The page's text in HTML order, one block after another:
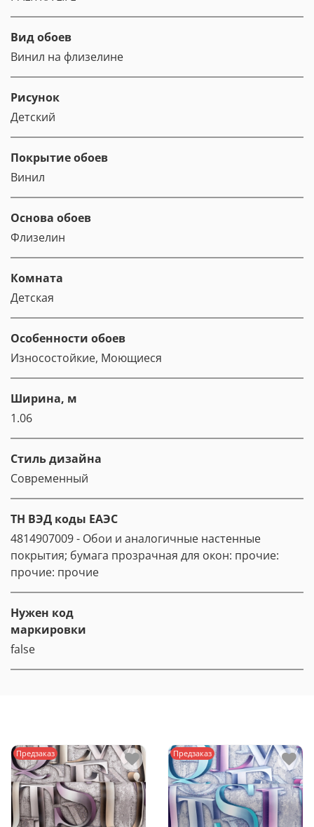
Вид обоев
Винил на флизелине
Рисунок
Детский
Покрытие обоев
Винил
Основа обоев
Флизелин
Комната
Детская
Особенности обоев
Износостойкие, Моющиеся
Ширина, м
1.06
Стиль дизайна
Современный
ТН ВЭД коды ЕАЭС
4814907009 - Обои и аналогичные настенные
покрытия; бумага прозрачная для окон: прочие:
прочие: прочие
Нужен код
маркировки
false
Предзаказ Предзаказ